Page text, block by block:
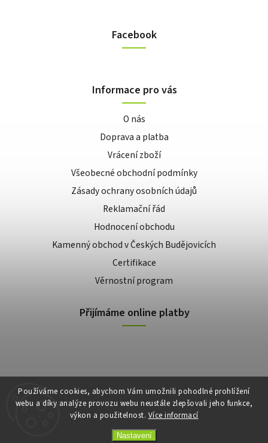
Používáme cookies, abychom Vám umožnili pohodlné prohlížení
webu a díky analýze provozu webu neustále zlepšovali jeho funkce,
výkon a použitelnost. Více informací
Nastavení
Facebook
Informace pro vás
O nás
Doprava a platba
Vrácení zboží
Všeobecné obchodní podmínky
Zásady ochrany osobních údajů
Reklamační řád
Hodnocení obchodu
Kamenný obchod v Českých Budějovicích
Certifikace
Věrnostní program
Přijímáme online platby
Copyright 2026E-shop Slunečnice. Všechna práva vyhrazena.
VytvořilShoptet| Design